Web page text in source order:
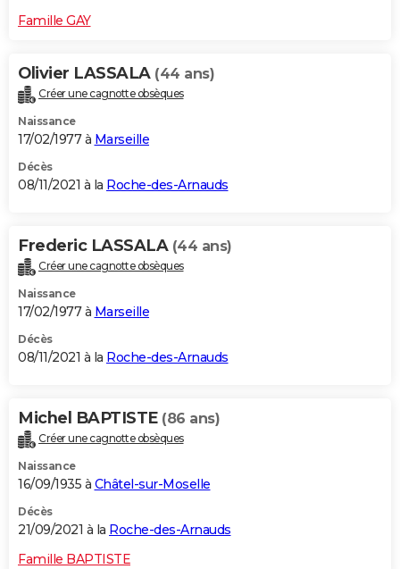
Famille GAY
Olivier LASSALA (44 ans)
Créer une cagnotte obsèques
Naissance
17/02/1977 à Marseille
Décès
08/11/2021 à la Roche-des-Arnauds
Frederic LASSALA (44 ans)
Créer une cagnotte obsèques
Naissance
17/02/1977 à Marseille
Décès
08/11/2021 à la Roche-des-Arnauds
Michel BAPTISTE (86 ans)
Créer une cagnotte obsèques
Naissance
16/09/1935 à Châtel-sur-Moselle
Décès
21/09/2021 à la Roche-des-Arnauds
Famille BAPTISTE